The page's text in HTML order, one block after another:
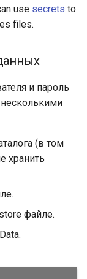
use secrets to
files.
и пароль
(в том
хранить
файле.